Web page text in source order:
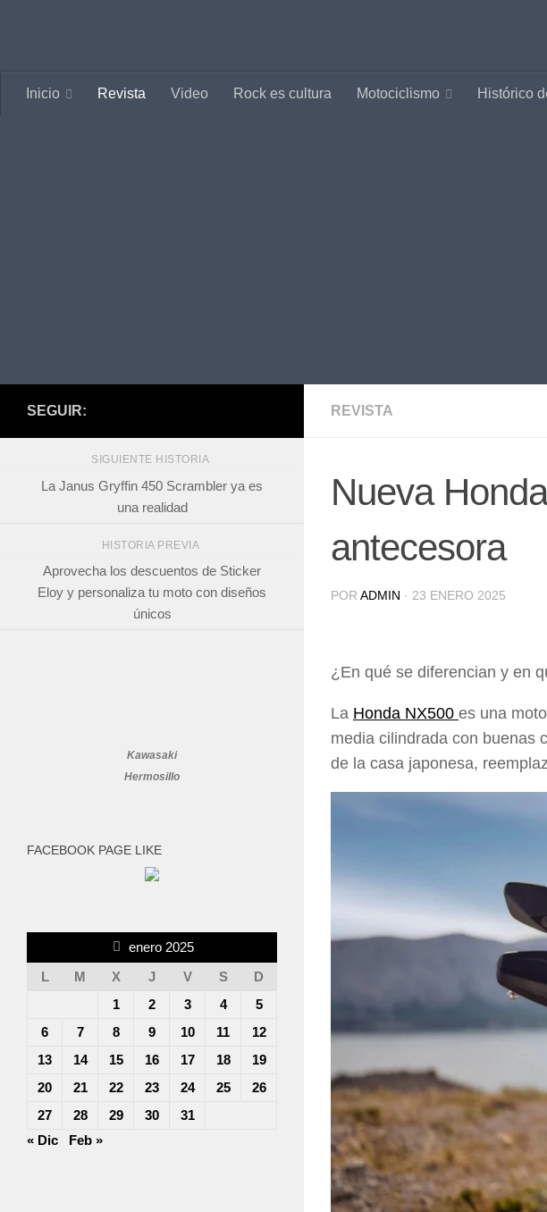
Inicio Revista Video Rock es cultura Motociclismo Histórico
REVISTA
Nueva
antecesora
POR ADMIN · 23 ENERO 2025
¿En qué se diferencian y en
La Honda NX500 es una
media cilindrada con buenas
de la casa japonesa,
SEGUIR:
SIGUIENTE HISTORIA
La Janus Gryffin 450 Scrambler ya es
una realidad
HISTORIA PREVIA
Aprovecha los descuentos de Sticker
Eloy y personaliza tu moto con diseños
únicos
Kawasaki
Hermosillo
FACEBOOK PAGE LIKE
enero 2025
L
M X J V S
D
1
2 3 4
5
6
7 8 9 10 11
12
13
14 15 16 17 18
19
20
21 22 23 24 25
26
27
28 29 30
31
« Dic
Feb »